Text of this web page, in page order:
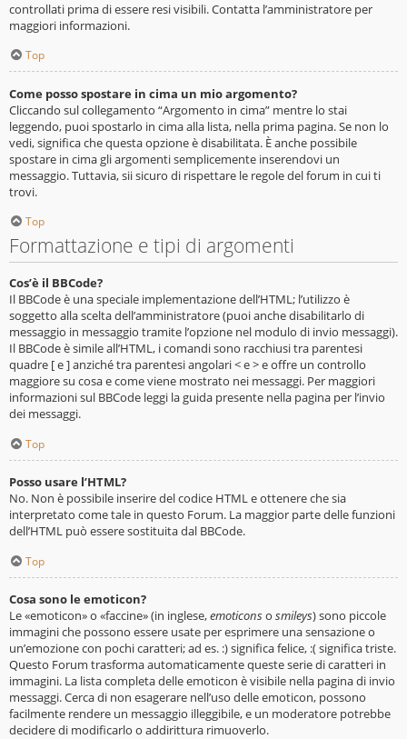
controllati prima di essere resi visibili. Contatta l’amministratore per
maggiori informazioni.
Top
Come posso spostare in cima un mio argomento?
Cliccando sul collegamento “Argomento in cima” mentre lo stai
leggendo, puoi spostarlo in cima alla lista, nella prima pagina. Se non lo
vedi, significa che questa opzione è disabilitata. È anche possibile
spostare in cima gli argomenti semplicemente inserendovi un
messaggio. Tuttavia, sii sicuro di rispettare le regole del forum in cui ti
trovi.
Top
Formattazione e tipi di argomenti
Cos’è il BBCode?
Il BBCode è una speciale implementazione dell’HTML; l’utilizzo è
soggetto alla scelta dell’amministratore (puoi anche disabilitarlo di
messaggio in messaggio tramite l’opzione nel modulo di invio messaggi).
Il BBCode è simile all’HTML, i comandi sono racchiusi tra parentesi
quadre [ e ] anziché tra parentesi angolari < e > e offre un controllo
maggiore su cosa e come viene mostrato nei messaggi. Per maggiori
informazioni sul BBCode leggi la guida presente nella pagina per l’invio
dei messaggi.
Top
Posso usare l’HTML?
No. Non è possibile inserire del codice HTML e ottenere che sia
interpretato come tale in questo Forum. La maggior parte delle funzioni
dell’HTML può essere sostituita dal BBCode.
Top
Cosa sono le emoticon?
Le «emoticon» o «faccine» (in inglese,emoticonso smileys) sono piccole
immagini che possono essere usate per esprimere una sensazione o
un’emozione con pochi caratteri; ad es. :) significa felice, :( significa triste.
Questo Forum trasforma automaticamente queste serie di caratteri in
immagini. La lista completa delle emoticon è visibile nella pagina di invio
messaggi. Cerca di non esagerare nell’uso delle emoticon, possono
facilmente rendere un messaggio illeggibile, e un moderatore potrebbe
decidere di modificarlo o addirittura rimuoverlo.